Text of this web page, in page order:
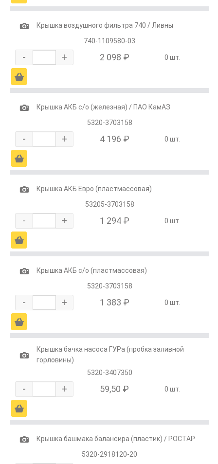
1
Крышка воздушного фильтра 740 / Ливны
740-1109580-03
- + 2 098 ₽ 0 шт.
Ä
1
Крышка АКБ с/о (железная) / ПАО КамАЗ
5320-3703158
- + 4 196 ₽ 0 шт.
Ä
1
Крышка АКБ Евро (пластмассовая)
53205-3703158
- + 1 294 ₽ 0 шт.
Ä
1
Крышка АКБ с/о (пластмассовая)
5320-3703158
- + 1 383 ₽ 0 шт.
Ä
1
Крышка бачка насоса ГУРа (пробка заливной
горловины)
5320-3407350
- + 59,50 ₽ 0 шт.
Ä
1
Крышка башмака балансира (пластик) / РОСТАР
5320-2918120-20